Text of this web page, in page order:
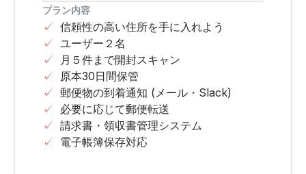
プラン内容
✓ 信頼性の高い住所を手に入れよう
✓ ユーザー２名
✓
月５件まで開封スキャン
✓
原本30日間保管
✓ 郵便物の到着通知 (メール・Slack)
✓
必要に応じて郵便転送
✓ 請求書・領収書管理システム
✓
電子帳簿保存対応